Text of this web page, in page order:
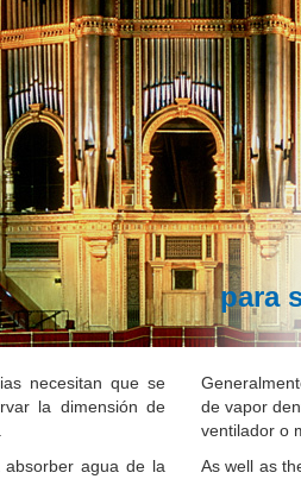
para
necesitan que se
la dimensión de
agua de la
de vapor
ventilador o
As well as